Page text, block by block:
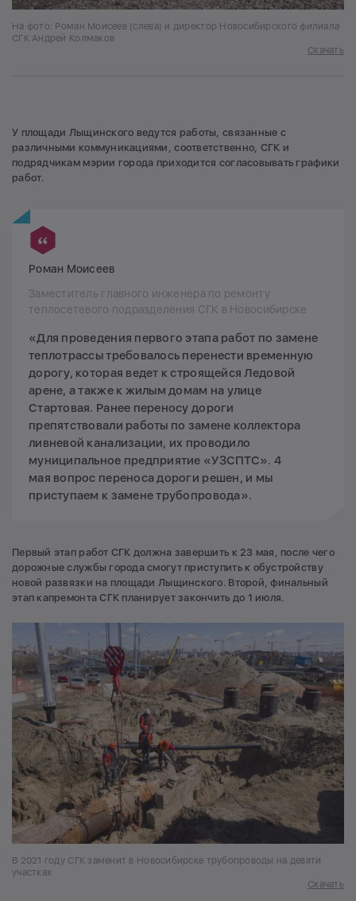
На фото: Роман Моисеев (слева) и директор Новосибирского филиала
СГК Андрей Колмаков
Скачать
У площади Лыщинского ведутся работы, связанные с
различными коммуникациями, соответственно, СГК и
подрядчикам мэрии города приходится согласовывать графики
работ.
Роман Моисеев
Заместитель главного инженера по ремонту
теплосетевого подразделения СГК в Новосибирске
«Для проведения первого этапа работ по замене
теплотрассы требовалось перенести временную
дорогу, которая ведет к строящейся Ледовой
арене, а также к жилым домам на улице
Стартовая. Ранее переносу дороги
препятствовали работы по замене коллектора
ливневой канализации, их проводило
муниципальное предприятие «УЗСПТС». 4
мая вопрос переноса дороги решен, и мы
приступаем к замене трубопровода».
Первый этап работ СГК должна завершить к 23 мая, после чего
дорожные службы города смогут приступить к обустройству
новой развязки на площади Лыщинского. Второй, финальный
этап капремонта СГК планирует закончить до 1 июля.
В 2021 году СГК заменит в Новосибирске трубопроводы на девяти
участках
Скачать